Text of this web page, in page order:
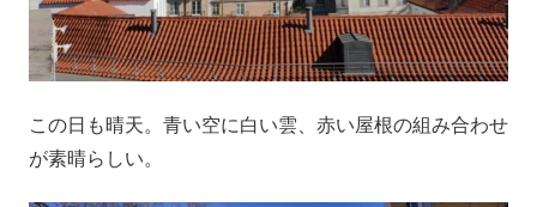
この日も晴天。青い空に白い雲、赤い屋根の組み合わせ
が素晴らしい。